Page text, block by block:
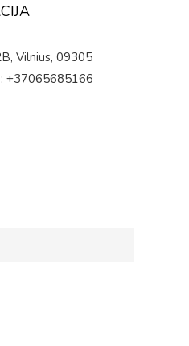
Vilnius, 09305
+37065685166